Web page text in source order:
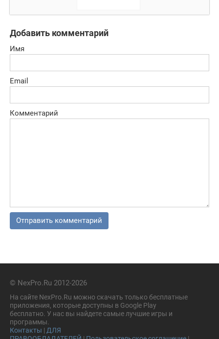
Добавить комментарий
Имя
Email
Комментарий
© NexPro.Ru 2012-2026
На сайте NexPro.Ru можно скачать только бесплатные
приложения, которые доступны в Google Play
бесплатно. У нас вы найдете самые лучшие игры и
программы.
Контакты | ДЛЯ